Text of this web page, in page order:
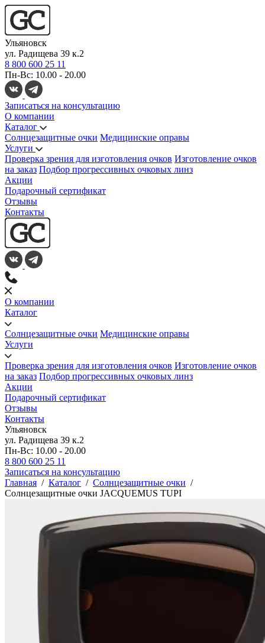
Ульяновск
ул. Радищева 39 к.2
8 800 600 25 11
Пн-Вс: 10.00 - 20.00
Записаться на консультацию
О компании
Каталог
Солнцезащитные очки Медицинские оправы
Услуги
Проверка зрения для изготовления очков Изготовление очков
на заказ Подбор прогрессивных очковых линз
Акции
Подарочный сертификат
Отзывы
Контакты
О компании
Каталог
Солнцезащитные очки Медицинские оправы
Услуги
Проверка зрения для изготовления очков Изготовление очков
на заказ Подбор прогрессивных очковых линз
Акции
Подарочный сертификат
Отзывы
Контакты
Ульяновск
ул. Радищева 39 к.2
Пн-Вс: 10.00 - 20.00
8 800 600 25 11
Записаться на консультацию
Главная / Каталог / Солнцезащитные очки /
Солнцезащитные очки JACQUEMUS TUPI